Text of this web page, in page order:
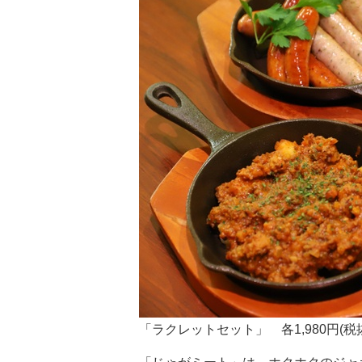
「ラクレットセット」 各1,980円(税